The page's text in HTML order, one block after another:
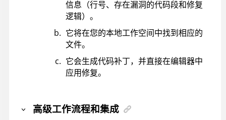
信息（行号、存在漏洞的代码段和修复
逻辑）。
它将在您的本地工作空间中找到相应的
文件。
它会生成代码补丁，并直接在编辑器中
应用修复。
高级工作流程和集成